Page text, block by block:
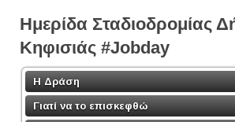
Ημερίδα Σταδιοδρομίας
Κηφισιάς #Jobday
Η Δράση
Γιατί να το επισκεφθώ